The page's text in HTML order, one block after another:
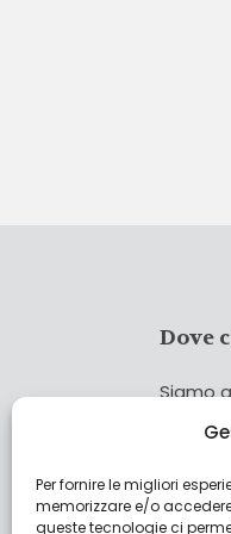
Per fornire le migliori
memorizzare e/o
queste tecnologie ci
Dove
Siamo
Cerca